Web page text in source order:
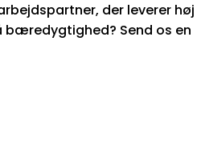
der leverer høj
Send os en